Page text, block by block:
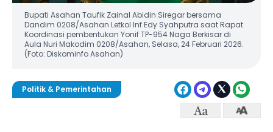
Bupati Asahan Taufik Zainal Abidin Siregar bersama
Dandim 0208/Asahan Letkol Inf Edy Syahputra saat Rapat
Koordinasi pembentukan Yonif TP-954 Naga Berkisar di
Aula Nuri Makodim 0208/Asahan, Selasa, 24 Februari 2026.
(Foto: Diskominfo Asahan)
Politik & Pemerintahan